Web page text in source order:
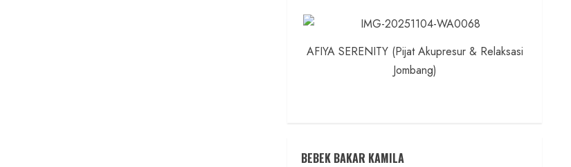
AFIYA SERENITY (Pijat Akupresur & Relaksasi
Jombang)
BEBEK BAKAR KAMILA